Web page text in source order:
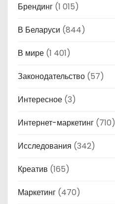
Брендинг (1 015)
В Беларуси (844)
В мире (1 401)
Законодательство (57)
Интересное (3)
Интернет-маркетинг (710)
Исследования (342)
Креатив (165)
Маркетинг (470)